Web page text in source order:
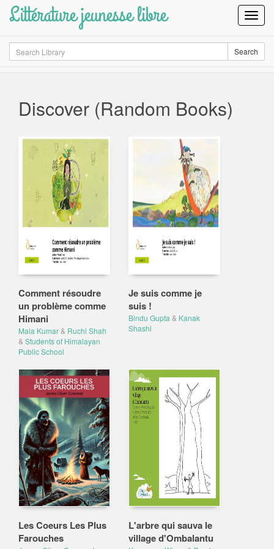
Littérature jeunesse libre
Search Search
Discover (Random Books)
Comment résoudre
un problème comme
Himani
Mala Kumar& Ruchi Shah
& Students of Himalayan
Public School
Je suis comme je
suis !
Bindu Gupta & Kanak
Shashi
Les Coeurs Les Plus
Farouches
L'arbre qui sauva le
village d'Ombalantu